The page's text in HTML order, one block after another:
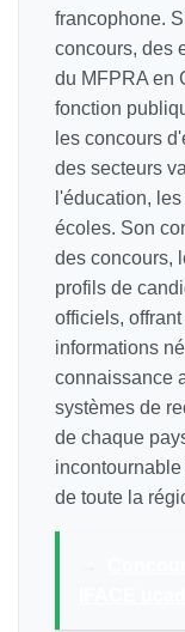
francophone.
concours, des
du MFPRA en
fonction
les concours
des secteurs
l'éducation,
écoles. Son
des concours,
profils de
officiels,
informations
connaissance
systèmes de
de chaque
de toute la